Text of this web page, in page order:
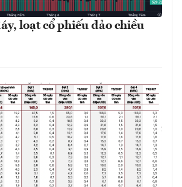
loạt cổ phiếu đảo chiều